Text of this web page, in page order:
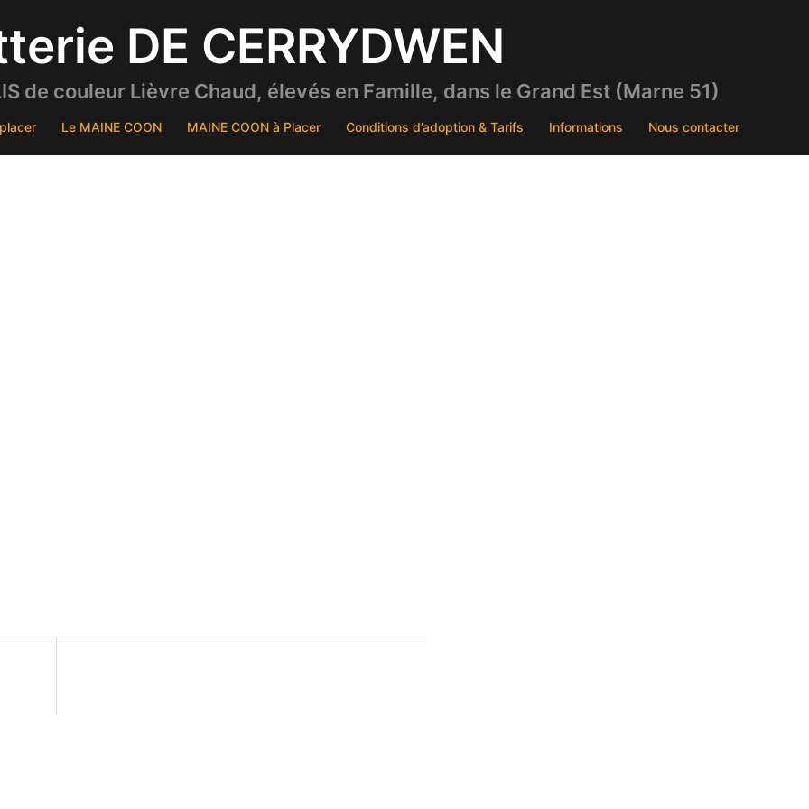
DE CERRYDWEN
de couleur Lièvre Chaud, élevés en Famille, dans le Grand Est (Marne 51)
Le MAINE COON MAINE COON à Placer Conditions d’adoption & Tarifs Informations Nous contacter